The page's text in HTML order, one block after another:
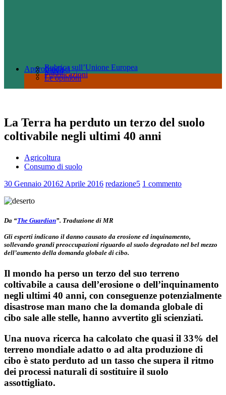
Approfondisci
Le opinioni
Pubblicazioni
Video
Rubrica sull’Unione Europea
La Terra ha perduto un terzo del suolo
coltivabile negli ultimi 40 anni
Agricoltura
Consumo di suolo
30 Gennaio 20162 Aprile 2016 redazione5 1 commento
Da “The Guardian”. Traduzione di MR
Gli esperti indicano il danno causato da erosione ed inquinamento,
sollevando grandi preoccupazioni riguardo al suolo degradato nel bel mezzo
dell’aumento della domanda globale di cibo.
Il mondo ha perso un terzo del suo terreno
coltivabile a causa dell’erosione o dell’inquinamento
negli ultimi 40 anni, con conseguenze potenzialmente
disastrose man mano che la domanda globale di
cibo sale alle stelle, hanno avvertito gli scienziati.
Una nuova ricerca ha calcolato che quasi il 33% del
terreno mondiale adatto o ad alta produzione di
cibo è stato perduto ad un tasso che supera il ritmo
dei processi naturali di sostituire il suolo
assottigliato.